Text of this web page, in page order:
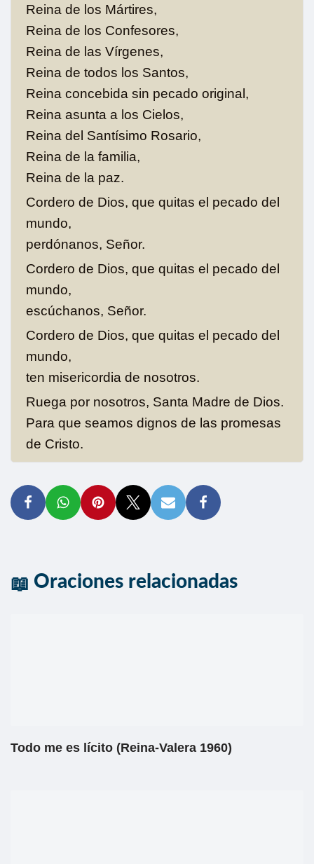
Reina de los Mártires,
Reina de los Confesores,
Reina de las Vírgenes,
Reina de todos los Santos,
Reina concebida sin pecado original,
Reina asunta a los Cielos,
Reina del Santísimo Rosario,
Reina de la familia,
Reina de la paz.
Cordero de Dios, que quitas el pecado del
mundo,
perdónanos, Señor.
Cordero de Dios, que quitas el pecado del
mundo,
escúchanos, Señor.
Cordero de Dios, que quitas el pecado del
mundo,
ten misericordia de nosotros.
Ruega por nosotros, Santa Madre de Dios.
Para que seamos dignos de las promesas
de Cristo.
Oraciones relacionadas
Todo me es lícito (Reina-Valera 1960)